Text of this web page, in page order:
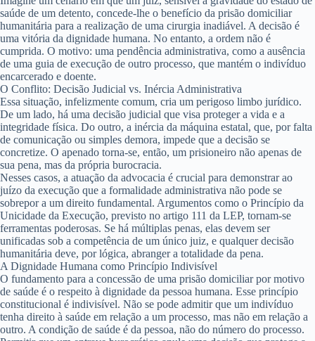
saúde de um detento, concede-lhe o benefício da prisão domiciliar
humanitária para a realização de uma cirurgia inadiável. A decisão é
uma vitória da dignidade humana. No entanto, a ordem não é
cumprida. O motivo: uma pendência administrativa, como a ausência
de uma guia de execução de outro processo, que mantém o indivíduo
encarcerado e doente.
O Conflito: Decisão Judicial vs. Inércia Administrativa
Essa situação, infelizmente comum, cria um perigoso limbo jurídico.
De um lado, há uma decisão judicial que visa proteger a vida e a
integridade física. Do outro, a inércia da máquina estatal, que, por falta
de comunicação ou simples demora, impede que a decisão se
concretize. O apenado torna-se, então, um prisioneiro não apenas de
sua pena, mas da própria burocracia.
Nesses casos, a atuação da advocacia é crucial para demonstrar ao
juízo da execução que a formalidade administrativa não pode se
sobrepor a um direito fundamental. Argumentos como o Princípio da
Unicidade da Execução, previsto no artigo 111 da LEP, tornam-se
ferramentas poderosas. Se há múltiplas penas, elas devem ser
unificadas sob a competência de um único juiz, e qualquer decisão
humanitária deve, por lógica, abranger a totalidade da pena.
A Dignidade Humana como Princípio Indivisível
O fundamento para a concessão de uma prisão domiciliar por motivo
de saúde é o respeito à dignidade da pessoa humana. Esse princípio
constitucional é indivisível. Não se pode admitir que um indivíduo
tenha direito à saúde em relação a um processo, mas não em relação a
outro. A condição de saúde é da pessoa, não do número do processo.